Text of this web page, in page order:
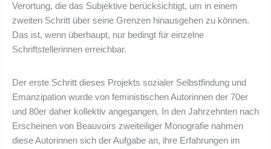
Verortung, die das Subjektive berücksichtigt, um in einem
zweiten Schritt über seine Grenzen hinausgehen zu können.
Das ist, wenn überhaupt, nur bedingt für einzelne
Schriftstellerinnen erreichbar.
Der erste Schritt dieses Projekts sozialer Selbstfindung und
Emanzipation wurde von feministischen Autorinnen der 70er
und 80er daher kollektiv angegangen. In den Jahrzehnten nach
Erscheinen von Beauvoirs zweiteiliger Monografie nahmen
diese Autorinnen sich der Aufgabe an, ihre Erfahrungen im